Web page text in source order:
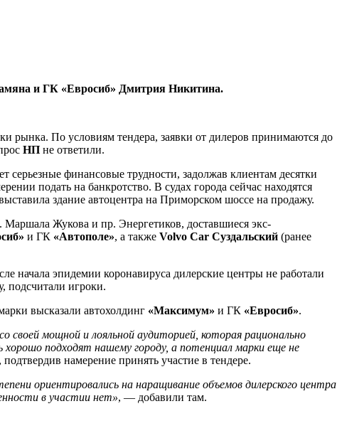
и ГК «Евросиб» Дмитрия Никитина.
рынка. По условиям тендера, заявки от дилеров принимаются до
НП не ответили.
серьезные финансовые трудности, задолжав клиентам десятки
подать на банкротство. В судах города сейчас находятся
здание автоцентра на Приморском шоссе на продажу.
Маршала Жукова и пр. Энергетиков, доставшиеся экс-
и ГК «Автополе», а также Volvo Car Суздальский (ранее
начала эпидемии коронавируса дилерские центры не работали
подсчитали игроки.
высказали автохолдинг «Максимум» и ГК «Евросиб».
своей мощной и лояльной аудиторией, которая рационально
хорошо подходят нашему городу, а потенциал марки еще не
намерение принять участие в тендере.
ориентировались на наращивание объемов дилерского центра
в участии нет», — добавили там.